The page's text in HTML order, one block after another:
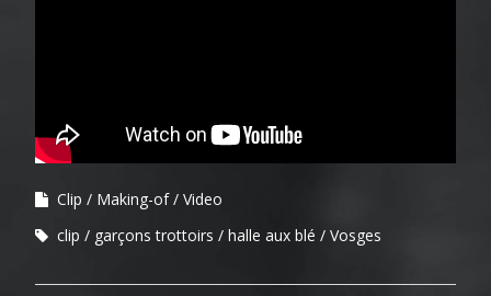
Clip Making-of
Video
clip
garçons trottoirs halle aux blé Vosges